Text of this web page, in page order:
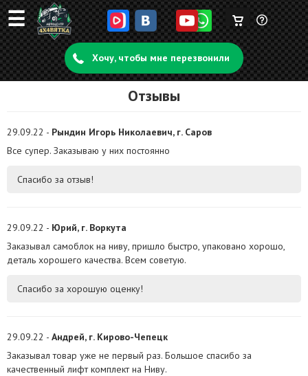
☰ Задать
вопрос
Корзина
пуста
Хочу, чтобы мне перезвонили
Отзывы
29.09.22 - Рындин Игорь Николаевич, г. Саров
Все супер. Заказываю у них постоянно
Спасибо за отзыв!
29.09.22 - Юрий, г. Воркута
Заказывал самоблок на ниву, пришло быстро, упаковано хорошо,
деталь хорошего качества. Всем советую.
Спасибо за хорошую оценку!
29.09.22 - Андрей, г. Кирово-Чепецк
Заказывал товар уже не первый раз. Большое спасибо за
качественный лифт комплект на Ниву.